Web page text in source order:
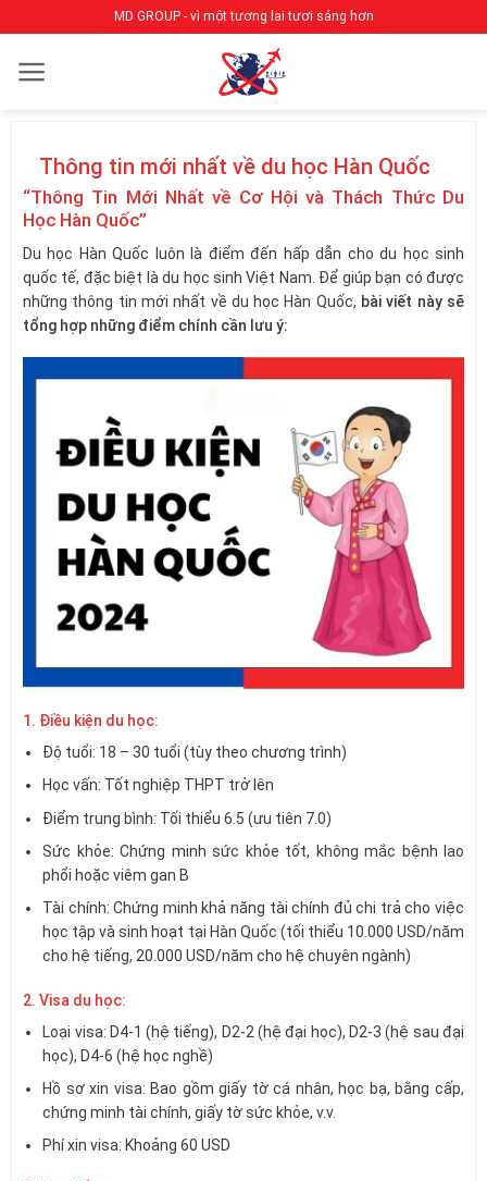
qua
nội
MD GROUP - vì một tương lai tươi sáng hơn
Thông tin mới nhất về du học Hàn Quốc
“Thông Tin Mới Nhất về Cơ Hội và Thách Thức Du
Học Hàn Quốc”
Du học Hàn Quốc luôn là điểm đến hấp dẫn cho du học sinh
quốc tế, đặc biệt là du học sinh Việt Nam. Để giúp bạn có được
những thông tin mới nhất về du học Hàn Quốc, bài viết này sẽ
tổng hợp những điểm chính cần lưu ý:
1. Điều kiện du học:
Độ tuổi: 18 – 30 tuổi (tùy theo chương trình)
Học vấn: Tốt nghiệp THPT trở lên
Điểm trung bình: Tối thiểu 6.5 (ưu tiên 7.0)
Sức khỏe: Chứng minh sức khỏe tốt, không mắc bệnh lao
phổi hoặc viêm gan B
Tài chính: Chứng minh khả năng tài chính đủ chi trả cho việc
học tập và sinh hoạt tại Hàn Quốc (tối thiểu 10.000 USD/năm
cho hệ tiếng, 20.000 USD/năm cho hệ chuyên ngành)
2. Visa du học:
Loại visa: D4-1 (hệ tiếng), D2-2 (hệ đại học), D2-3 (hệ sau đại
học), D4-6 (hệ học nghề)
Hồ sơ xin visa: Bao gồm giấy tờ cá nhân, học bạ, bằng cấp,
chứng minh tài chính, giấy tờ sức khỏe, v.v.
Phí xin visa: Khoảng 60 USD